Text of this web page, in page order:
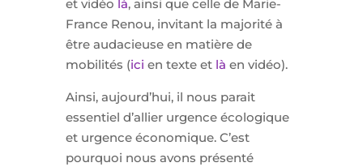
et vidéo là, ainsi que celle de Marie-
France Renou, invitant la majorité à
être audacieuse en matière de
mobilités (ici en texte et là en vidéo).
Ainsi, aujourd’hui, il nous parait
essentiel d’allier urgence écologique
et urgence économique. C’est
pourquoi nous avons présenté